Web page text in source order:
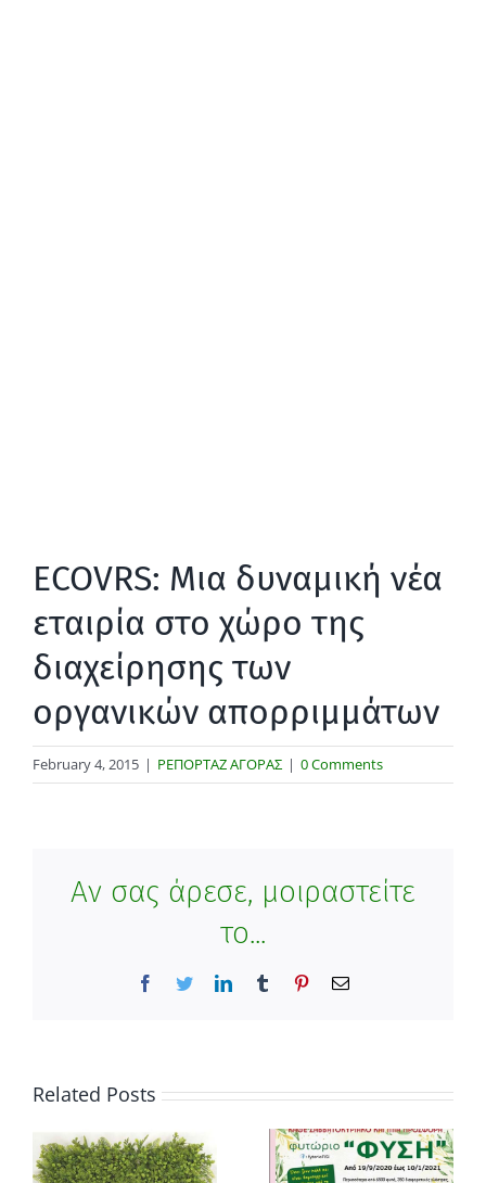
ECOVRS: Μια δυναμική νέα
εταιρία στο χώρο της
διαχείρησης των
οργανικών απορριμμάτων
February 4, 2015 | ΡΕΠΟΡΤΑΖ ΑΓΟΡΑΣ | 0 Comments
Αν σας άρεσε, μοιραστείτε
το...
Facebook
TwitterLinkedInTumblr PinterestEmail
Related Posts